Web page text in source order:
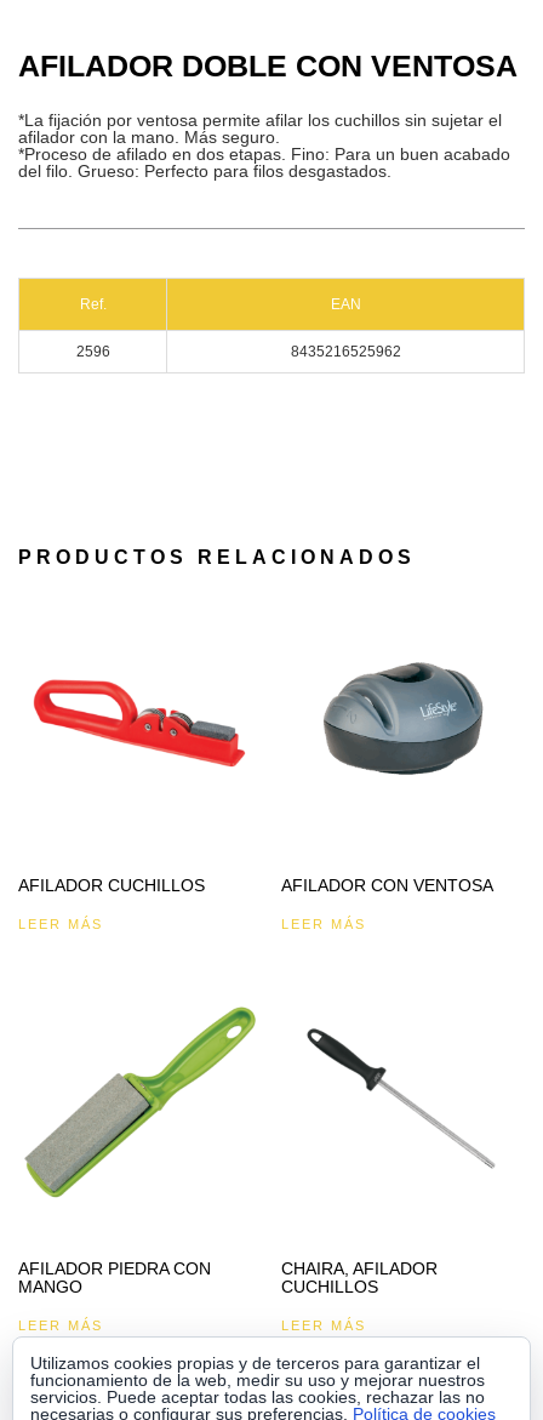
AFILADOR DOBLE CON VENTOSA
*La fijación por ventosa permite afilar los cuchillos sin sujetar el
afilador con la mano. Más seguro.
*Proceso de afilado en dos etapas. Fino: Para un buen acabado
del filo. Grueso: Perfecto para filos desgastados.
Ref. EAN
2596 8435216525962
PRODUCTOS RELACIONADOS
AFILADOR CUCHILLOS
LEER MÁS
AFILADOR CON VENTOSA
LEER MÁS
AFILADOR PIEDRA CON
MANGO
LEER MÁS
CHAIRA, AFILADOR
CUCHILLOS
LEER MÁS
Utilizamos cookies propias y de terceros para garantizar el
funcionamiento de la web, medir su uso y mejorar nuestros
servicios. Puede aceptar todas las cookies, rechazar las no
necesarias o configurar sus preferencias. Política de cookies